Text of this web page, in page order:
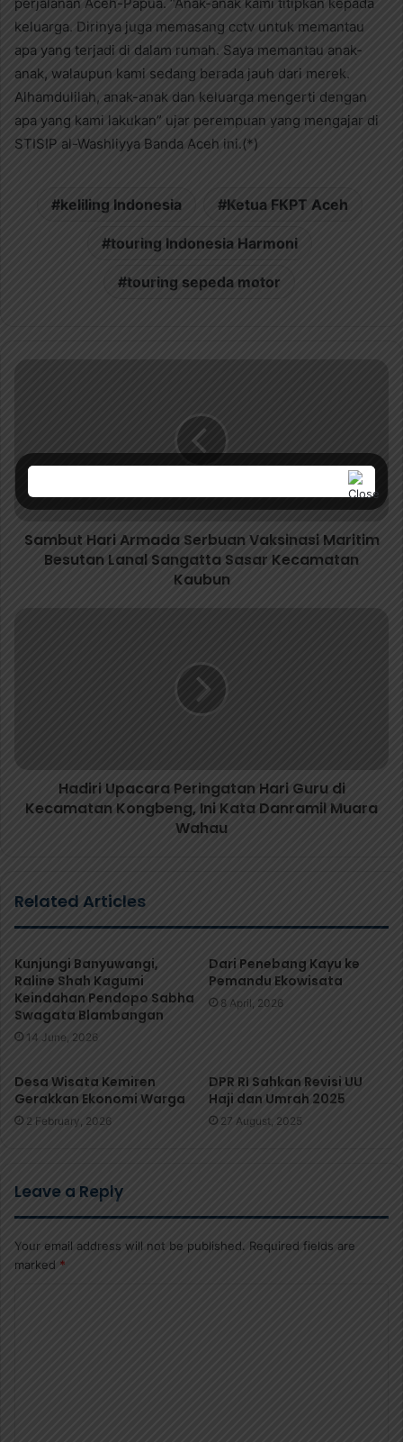
keluarga. Dirinya juga memasang cctv untuk memantau
apa yang terjadi di dalam rumah. Saya memantau anak-
anak, walaupun kami sedang berada jauh dari merek.
Alhamdulilah, anak-anak dan keluarga mengerti dengan
apa yang kami lakukan” ujar perempuan yang mengajar di
STISIP al-Washliyya Banda Aceh ini.(*)
keliling Indonesia Ketua FKPT Aceh
touring Indonesia Harmoni
touring sepeda motor
Sambut Hari Armada Serbuan Vaksinasi Maritim
Besutan Lanal Sangatta Sasar Kecamatan
Kaubun
Hadiri Upacara Peringatan Hari Guru di
Kecamatan Kongbeng, Ini Kata Danramil Muara
Wahau
Related Articles
Kunjungi Banyuwangi,
Raline Shah Kagumi
Keindahan Pendopo Sabha
Swagata Blambangan
14 June, 2026
Dari Penebang Kayu ke
Pemandu Ekowisata
8 April, 2026
Desa Wisata Kemiren
Gerakkan Ekonomi Warga
2 February, 2026
DPR RI Sahkan Revisi UU
Haji dan Umrah 2025
27 August, 2025
Leave a Reply
Your email address will not be published. Required fields are
marked *